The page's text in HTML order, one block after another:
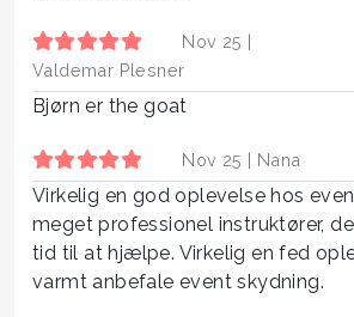
Nov 25 |
Valdemar Plesner
Bjørn er the goat
Nov 25 | Nana
Virkelig en god oplevelse hos
meget professionel instruktører,
tid til at hjælpe. Virkelig en fed
varmt anbefale event skydning.